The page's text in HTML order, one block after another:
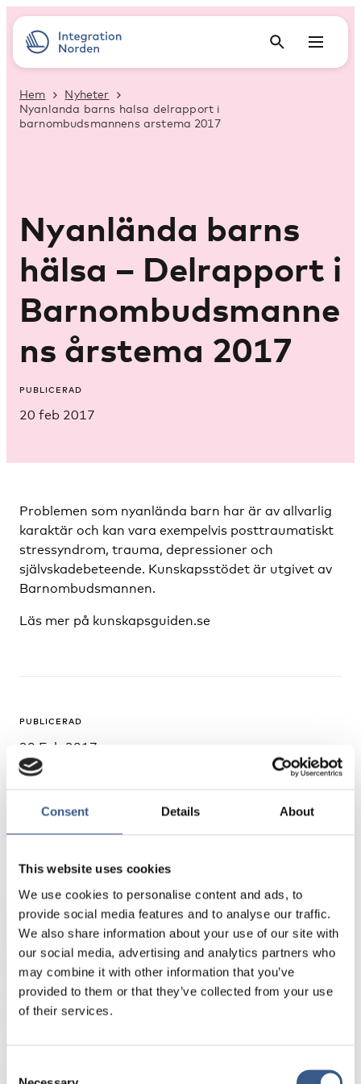
Consent Details About
This website uses cookies
We use cookies to personalise content and ads, to
provide social media features and to analyse our traffic.
We also share information about your use of our site with
our social media, advertising and analytics partners who
may combine it with other information that you’ve
provided to them or that they’ve collected from your use
of their services.
Hem
Nyheter
Nyanlanda barns halsa delrapport i
barnombudsmannens arstema 2017
Nyanlända barns
hälsa – Delrapport i
Barnombudsmanne
ns årstema 2017
PUBLICERAD
20 feb 2017
Problemen som nyanlända barn har är av allvarlig
karaktär och kan vara exempelvis posttraumatiskt
stressyndrom, trauma, depressioner och
självskadebeteende. Kunskapsstödet är utgivet av
Barnombudsmannen.
Läs mer på kunskapsguiden.se
PUBLICERAD
20 Feb 2017
Få nyhetsbrev och aviseringar om nya
publikationer, evenemang och statistik.
Namn *
E-mail *
Dina uppgifter kommer inte att delas med tredje